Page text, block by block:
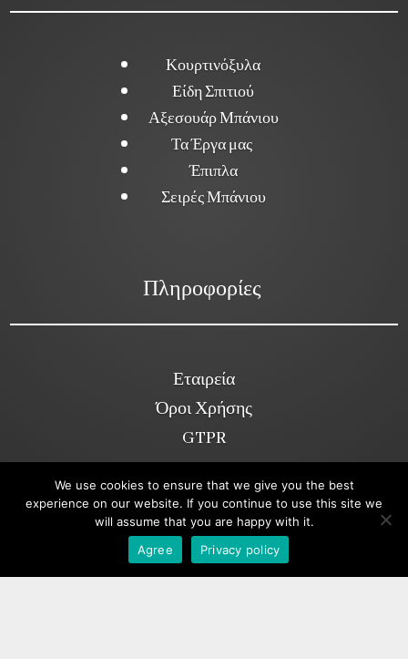
Κουρτινόξυλα
Είδη Σπιτιού
Αξεσουάρ Μπάνιου
Τα Έργα μας
Έπιπλα
Σειρές Μπάνιου
Πληροφορίες
Εταιρεία
Όροι Χρήσης
GTPR
Κοινωνικά Δίκτυα
We use cookies to ensure that we give you the best
experience on our website. If you continue to use this site we
will assume that you are happy with it.
Agree
Privacy policy
Viber